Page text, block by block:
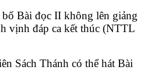
Bài đọc II không lên giảng
vịnh đáp ca kết thúc (NTTL
Sách Thánh có thể hát Bài